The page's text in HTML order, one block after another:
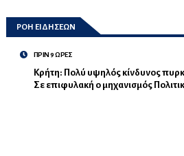
ΡΟΗ ΕΙΔΗΣΕΩΝ
ΠΡΙΝ 9 ΩΡΕΣ
Κρήτη: Πολύ υψηλός κίνδυνος
Σε επιφυλακή ο μηχανισμός